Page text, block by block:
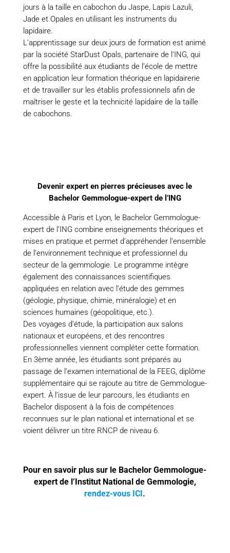
jours à la taille en cabochon du Jaspe, Lapis Lazuli,
Jade et Opales en utilisant les instruments du
lapidaire.
L’apprentissage sur deux jours de formation est animé
par la société StarDust Opals, partenaire de l’ING, qui
offre la possibilité aux étudiants de l’école de mettre
en application leur formation théorique en lapidairerie
et de travailler sur les établis professionnels afin de
maîtriser le geste et la technicité lapidaire de la taille
de cabochons.
Devenir expert en pierres précieuses avec le
Bachelor Gemmologue-expert de l’ING
Accessible à Paris et Lyon, le Bachelor Gemmologue-
expert de l’ING combine enseignements théoriques et
mises en pratique et permet d’appréhender l’ensemble
de l’environnement technique et professionnel du
secteur de la gemmologie. Le programme intègre
également des connaissances scientifiques
appliquées en relation avec l’étude des gemmes
(géologie, physique, chimie, minéralogie) et en
sciences humaines (géopolitique, etc.).
Des voyages d’étude, la participation aux salons
nationaux et européens, et des rencontres
professionnelles viennent compléter cette formation.
En 3ème année, les étudiants sont préparés au
passage de l’examen international de la FEEG, diplôme
supplémentaire qui se rajoute au titre de Gemmologue-
expert. À l’issue de leur parcours, les étudiants en
Bachelor disposent à la fois de compétences
reconnues sur le plan national et international et se
voient délivrer un titre RNCP de niveau 6.
Pour en savoir plus sur le Bachelor Gemmologue-
expert de l’Institut National de Gemmologie,
rendez-vous ICI.